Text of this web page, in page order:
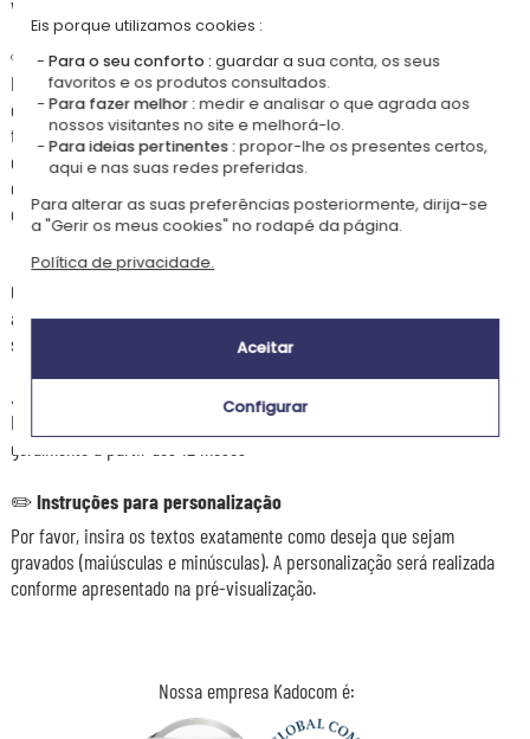
Nossa empresa Kadocom é:
🩷
Elegante caixa de madeira
Disponível em madeira natural ou pintada de branco, a caixa é decorada
com uma ilustração de arco-íris que combina perfeitamente com os
talheres. Pode escolher entre 7 modelos diferentes de arco-íris e a cor
do texto será ajustada ao motivo selecionado. Um estojo prático e
elegante, perfeito para batizados, aniversários ou qualquer ocasião
especial.
🎨Transforme cada refeição numa aventura
Graças aos seus padrões coloridos, este conjunto arco-íris transforma
a hora da refeição numa verdadeira aventura. Deixe a imaginação do
seu filho voar e faça de cada garfada um momento de alegria e sonho!
👶🏼
Perfeito para pequenos exploradores que começam a comer sozinhos,
geralmente a partir dos 12 meses.
✏️Instruções para personalização
Por favor, insira os textos exatamente como deseja que sejam
gravados (maiúsculas e minúsculas). A personalização será realizada
conforme apresentado na pré-visualização.
Eis porque utilizamos cookies :
Para o seu conforto : guardar a sua conta, os seus
favoritos e os produtos consultados.
Para fazer melhor :medir e analisar o que agrada aos
nossos visitantes no site e melhorá-lo.
Para ideias pertinentes :propor-lhe os presentes certos,
aqui e nas suas redes preferidas.
Para alterar as suas preferências posteriormente, dirija-se
a "Gerir os meus cookies" no rodapé da página.
Política de privacidade.
Aceitar
Configurar